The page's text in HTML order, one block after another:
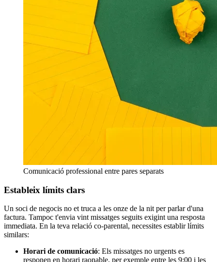
Comunicació professional entre pares separats
Estableix límits clars
Un soci de negocis no et truca a les onze de la nit per parlar d'una
factura. Tampoc t'envia vint missatges seguits exigint una resposta
immediata. En la teva relació co-parental, necessites establir límits
similars:
Horari de comunicació: Els missatges no urgents es
responen en horari raonable, per exemple entre les 9:00 i les